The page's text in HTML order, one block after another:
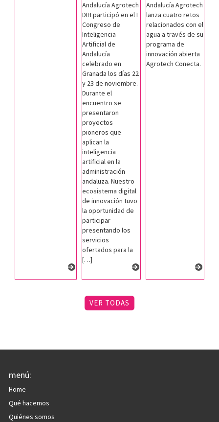
Andalucía Agrotech
DIH participó en el I
Congreso de
Inteligencia
Artificial de
Andalucía
celebrado en
Granada los días 22
y 23 de noviembre.
Durante el
encuentro se
presentaron
proyectos
pioneros que
aplican la
inteligencia
artificial en la
administración
andaluza. Nuestro
ecosistema digital
de innovación tuvo
la oportunidad de
participar
presentando los
servicios
ofertados para la
[…]
Andalucía Agrotech
lanza cuatro retos
relacionados con el
agua a través de su
programa de
innovación abierta
Agrotech Conecta.
VER TODAS
menú:
Home
Qué hacemos
Quiénes somos